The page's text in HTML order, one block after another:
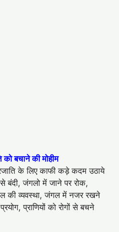
बचाने की मोहीम
के लिए काफी कड़े कदम उठाये
बंदी, जंगलो में जाने पर रोक,
की व्यवस्था, जंगल में नजर रखने
प्राणियों को रोगों से बचने